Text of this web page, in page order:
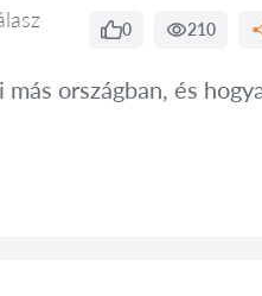
0 210
országban, és